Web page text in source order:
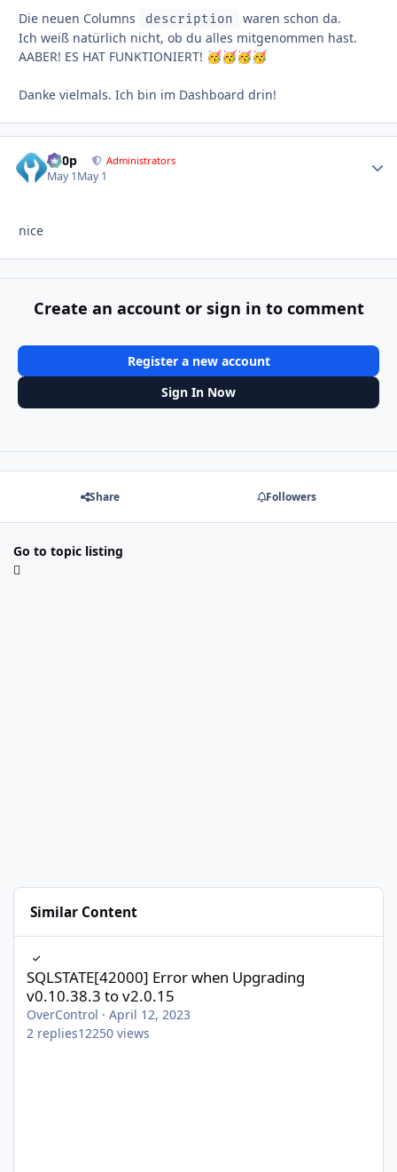
Die neuen Columns description
waren schon da.
Ich weiß natürlich nicht, ob du alles mitgenommen hast.
AABER! ES HAT FUNKTIONIERT! 🥳🥳🥳🥳
Danke vielmals. Ich bin im Dashboard drin!
d00p Administrators
May 1May 1
nice
Create an account or sign in to comment
Register a new account
Sign In Now
Share Followers
Go to topic listing
Similar Content
SQLSTATE[42000] Error when Upgrading
v0.10.38.3 to v2.0.15
OverControl · April 12, 2023
2 replies12250 views